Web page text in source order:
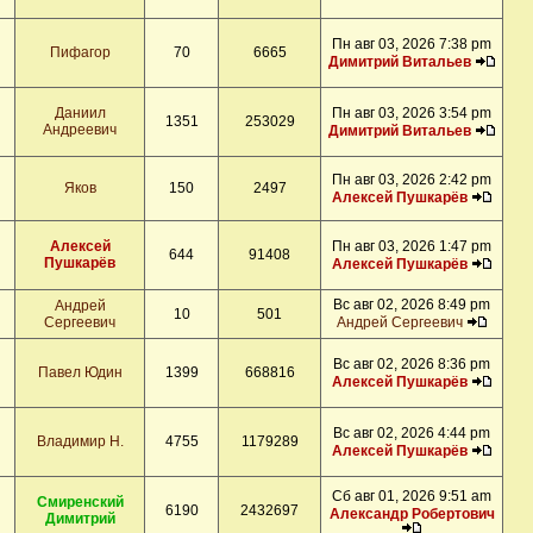
Пифагор 70 6665
Пн авг 03, 2026 7:38 pm
Димитрий Витальев
Даниил
Андреевич
1351 253029
Пн авг 03, 2026 3:54 pm
Димитрий Витальев
Яков 150 2497
Пн авг 03, 2026 2:42 pm
Алексей Пушкарёв
Алексей
Пушкарёв
644 91408
Пн авг 03, 2026 1:47 pm
Алексей Пушкарёв
Андрей
Сергеевич
10 501
Вс авг 02, 2026 8:49 pm
Андрей Сергеевич
Павел Юдин 1399 668816
Вс авг 02, 2026 8:36 pm
Алексей Пушкарёв
Владимир Н. 4755 1179289
Вс авг 02, 2026 4:44 pm
Алексей Пушкарёв
Смиренский
Димитрий
6190 2432697
Сб авг 01, 2026 9:51 am
Александр Робертович